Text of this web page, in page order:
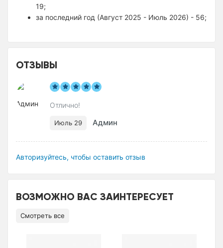
19;
за последний год (Август 2025 - Июль 2026) - 56;
ОТЗЫВЫ
Отлично!
Июль 29 Админ
Авторизуйтесь, чтобы оставить отзыв
ВОЗМОЖНО ВАС ЗАИНТЕРЕСУЕТ
Смотреть все